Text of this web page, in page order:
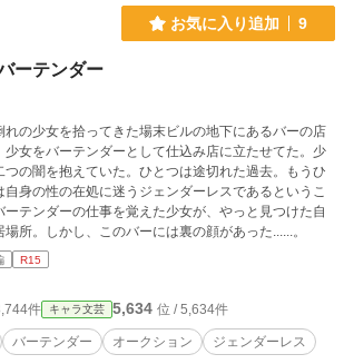
お気に入り追加 9
ーテンダー
れの少女を拾ってきた場末ビルの地下にあるバーの店
少女をバーテンダーとして仕込み店に立たせてた。少
つの闇を抱えていた。ひとつは途切れた過去。もうひ
自身の性の在処に迷うジェンダーレスであるというこ
ーテンダーの仕事を覚えた少女が、やっと見つけた自
場所。しかし、このバーには裏の顔があった......。
R15
件 キャラ文芸 5,634 位 / 5,634件
バーテンダー オークション
ジェンダーレス